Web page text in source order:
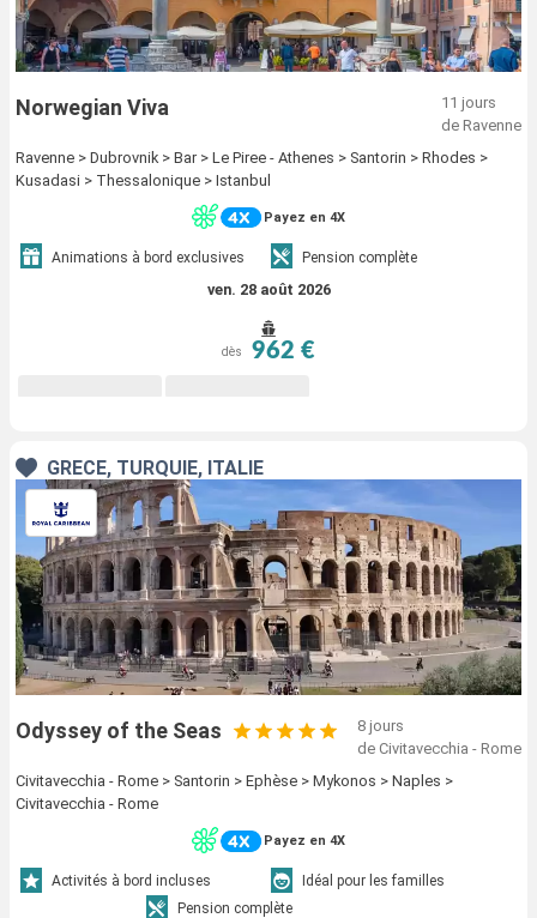
Norwegian Viva
11 jours
de Ravenne
Ravenne > Dubrovnik > Bar > Le Piree - Athenes > Santorin > Rhodes >
Kusadasi > Thessalonique > Istanbul
Payez en 4X
Animations à bord exclusives Pension complète
ven. 28 août 2026
dès 962 €
GRÈCE, TURQUIE, ITALIE
Odyssey of the Seas
8 jours
de Civitavecchia - Rome
Civitavecchia - Rome > Santorin > Ephèse > Mykonos > Naples >
Civitavecchia - Rome
Payez en 4X
Activités à bord incluses
Idéal pour les familles
Pension complète